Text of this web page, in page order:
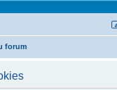
forum